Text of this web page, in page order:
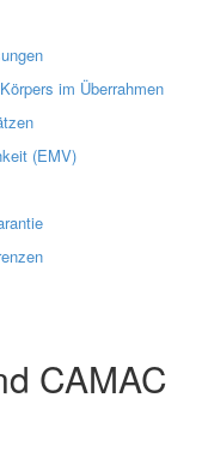
im Überrahmen
(EMV)
CAMAC